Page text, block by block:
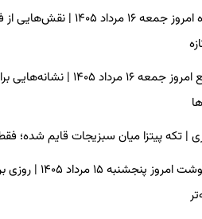
فال قهوه امروز جمعه
فال شمع امروز جمعه
پیتزا میان سبزیجات قایم شده؛ فقط ۱۵ ثانیه برای پیداکردنش وقت
فال سرنوشت